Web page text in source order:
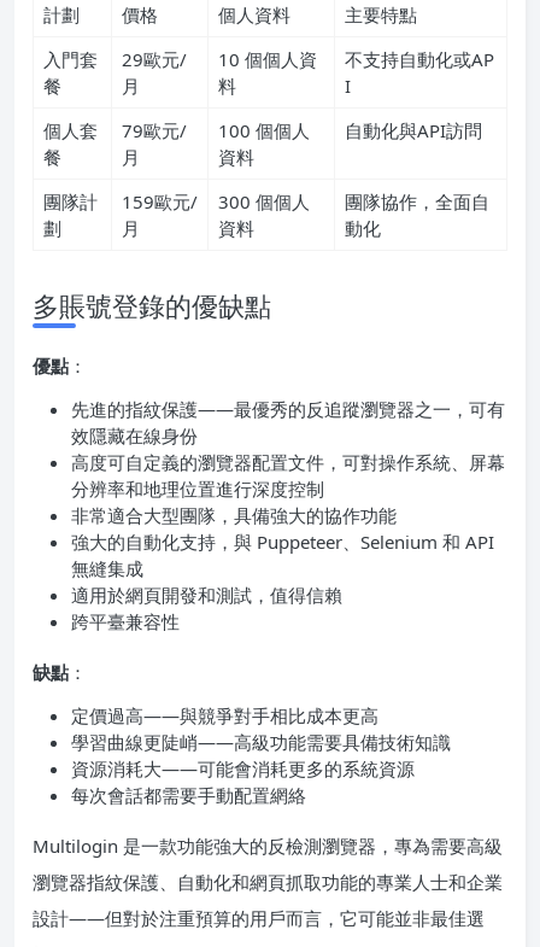
計劃 價格 個人資料
主要特點
入門套
餐
29歐元/
月
10 個個人資
料
不支持自動化或AP
I
個人套
餐
79歐元/
月
100 個個人
資料
自動化與API訪問
團隊計
劃
159歐元/
月
300 個個人
資料
團隊協作，全面自
動化
多賬號登錄的優缺點
優點 ：
先進的指紋保護——最優秀的反追蹤瀏覽器之一，可有
效隱藏在線身份
高度可自定義的瀏覽器配置文件，可對操作系統、屏幕
分辨率和地理位置進行深度控制
非常適合大型團隊，具備強大的協作功能
強大的自動化支持，與 Puppeteer、Selenium 和 API
無縫集成
適用於網頁開發和測試，值得信賴
跨平臺兼容性
缺點 ：
定價過高——與競爭對手相比成本更高
學習曲線更陡峭——高級功能需要具備技術知識
資源消耗大——可能會消耗更多的系統資源
每次會話都需要手動配置網絡
Multilogin 是一款功能強大的反檢測瀏覽器，專為需要高級
瀏覽器指紋保護、自動化和網頁抓取功能的專業人士和企業
設計——但對於注重預算的用戶而言，它可能並非最佳選